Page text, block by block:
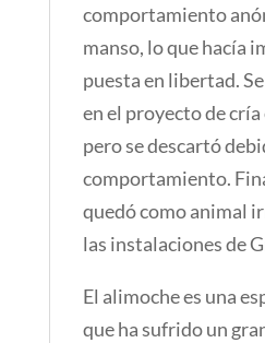
comportamiento
manso, lo que hacía
puesta en libertad.
en el proyecto de
pero se descartó
comportamiento.
quedó como animal
las instalaciones de
El alimoche es una
que ha sufrido un